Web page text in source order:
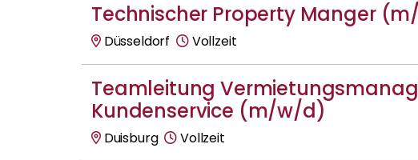
Technischer Property Manger
Düsseldorf Vollzeit
Teamleitung
Kundenservice (m/w/d)
Duisburg Vollzeit